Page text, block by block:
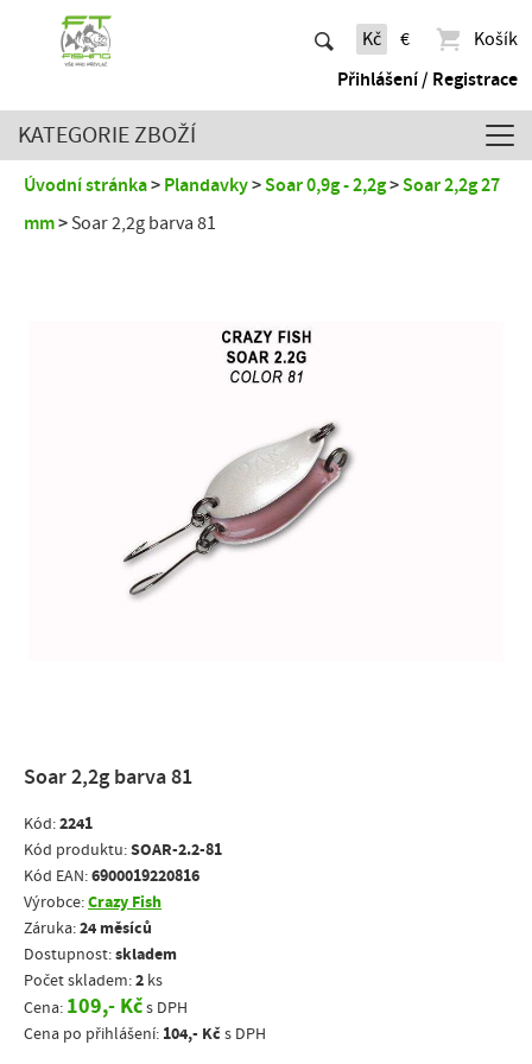
Kč €
Košík
Přihlášení / Registrace
KATEGORIE ZBOŽÍ
Úvodní stránka Plandavky Soar 0,9g - 2,2g
Soar 2,2g 27
mm
Soar 2,2g barva 81
Soar 2,2g barva 81
Kód:2241
Kód produktu:SOAR-2.2-81
Kód EAN:6900019220816
Výrobce:Crazy Fish
Záruka:24 měsíců
Dostupnost:skladem
Počet skladem:2 ks
Cena: 109,- Kčs DPH
Cena po přihlášení: 104,- Kč s DPH